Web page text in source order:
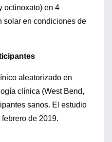
octinoxato) en 4
solar en condiciones de
aleatorizado en
clínica (West Bend,
sanos. El estudio
de 2019.